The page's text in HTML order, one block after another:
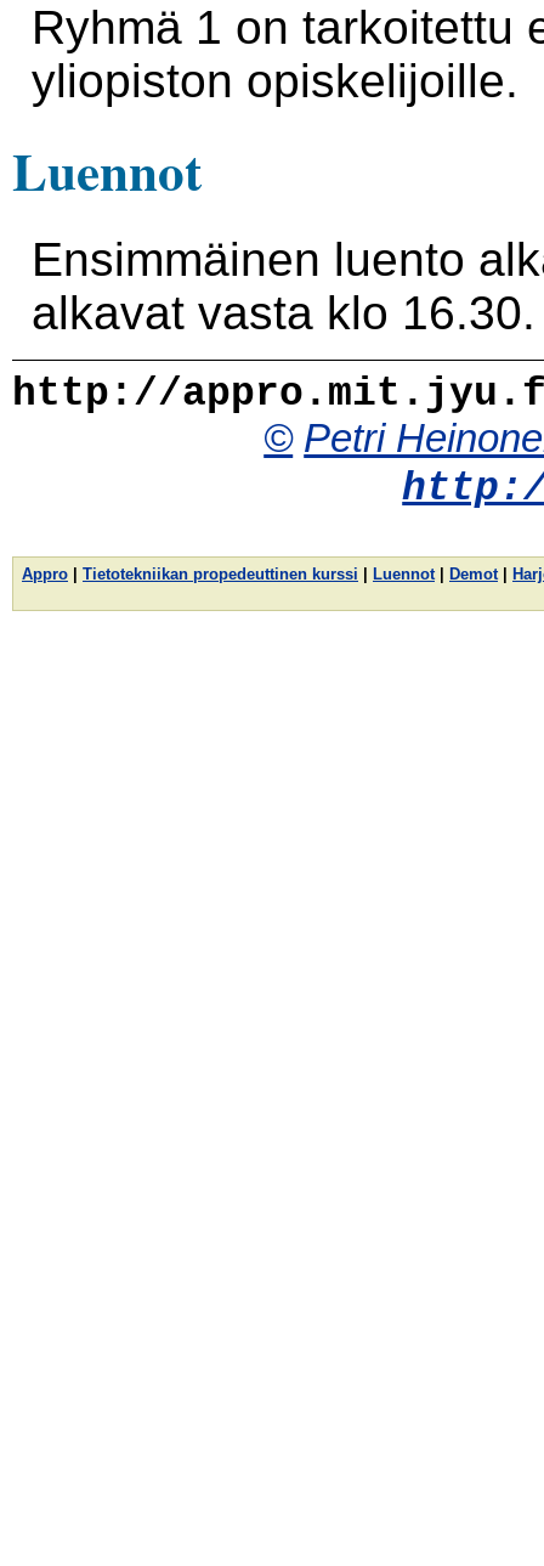
Ryhmä 1 on tarkoitettu
yliopiston opiskelijoille.
Luennot
Ensimmäinen luento
alkavat vasta klo 16.30.
http://
© Petri
Appro Tietotekniikan propedeuttinen kurssi Luennot| Demot|